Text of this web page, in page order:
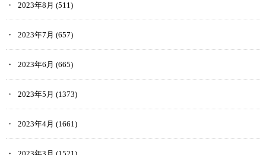
2023年8月 (511)
2023年7月 (657)
2023年6月 (665)
2023年5月 (1373)
2023年4月 (1661)